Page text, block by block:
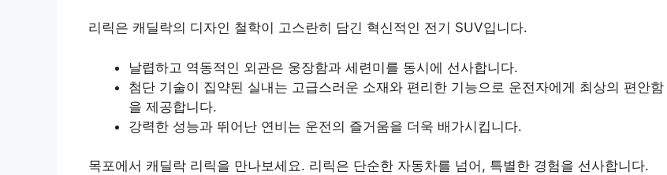
리릭은 캐딜락의 디자인 철학이 고스란히 담긴 혁신적인 전기 SUV입니다.
날렵하고 역동적인 외관은 웅장함과 세련미를 동시에 선사합니다.
첨단 기술이 집약된 실내는 고급스러운 소재와 편리한 기능으로 운전자에게 최상의 편안함
을 제공합니다.
강력한 성능과 뛰어난 연비는 운전의 즐거움을 더욱 배가시킵니다.
목포에서 캐딜락 리릭을 만나보세요. 리릭은 단순한 자동차를 넘어, 특별한 경험을 선사합니다.